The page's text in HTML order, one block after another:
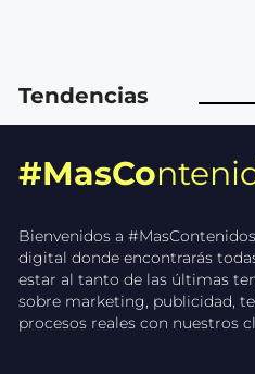
Tendencias
#MasCo
Bienvenidos a
digital donde encontrarás
estar al tanto de las últimas
sobre marketing, publicidad,
procesos reales con nuestros